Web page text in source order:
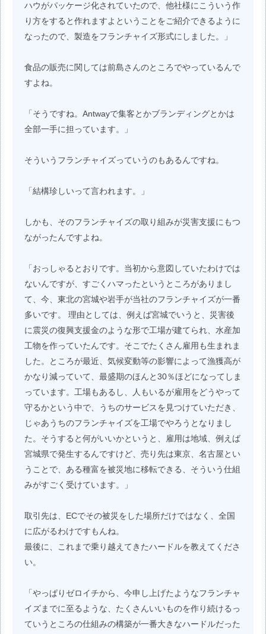
ハウがパッケージ化されていたので、他社様にこういう作
り方をすると作れますよということをご紹介できるように
なったので、製造をフランチャイズ形式にしました。」
食品の販売に関しては前島さんのところでやっているんで
すよね。
「そうですね。Antwayで集客とかブランディングとかは
全部一手に担っています。」
そういうフランチャイズっていうのもあるんですね。
「結構珍しいって言われます。」
しかも、そのフランチャイズの取り組みが災害支援にもつ
ながったんですよね。
「おっしゃるとおりです。当初から意図していたわけでは
ないんですが、すごくハマったというところがありまし
て、今、東北の宮城や岩手が当社のフランチャイズが一番
多いです。 理由としては、例えば宮城でいうと、災害後
に震災の復興支援金のような形で工場が建てられ、水産加
工物を作っていたんです。そこでたくさん雇用も生まれま
した。ところが最近、気候変動等の影響によって漁獲高が
かなり減っていて、最盛期のほんと30％ほどになってしま
っています。工場もあるし、人もいるが雇用をどうやって
守るかという中で、うちのサービスを見つけていただき、
じゃあうちのフランチャイズを工場でやろうとなりまし
た。そうすると何がいいかというと、雇用は地域、例えば
宮城県で発生するんですけど、売り先は東京、名古屋とい
うことで、ある種富を被災地に移転できる、そういう仕組
みがすごく受けています。」
取引先は、ECでその被災をした場所だけではなく、全国
に広がるわけですもんね。
最後に、これまで乗り越えてきたハードルを教えてくださ
い。
「やっぱりゼロイチから、今申し上げたようなフランチャ
イズまでに至るような、たくさんいいものを作り続けるっ
ていうところの仕組みの構築が一番大きなハードルだった